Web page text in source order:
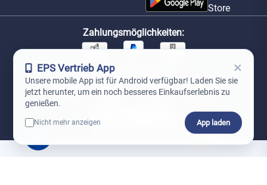
Zahlungsmöglichkeiten:
Unsere Versandpartner:
EPS Vertrieb App ×
Unsere mobile App ist für Android verfügbar! Laden Sie sie
jetzt herunter, um ein noch besseres Einkaufserlebnis zu
genießen.
Nicht mehr anzeigen App laden